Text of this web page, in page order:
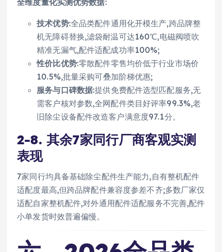
技术优势:全品类配件通用化开模生产,跨品牌整
机无障碍替换,滤袋耐温可达160℃,电磁阀喷吹
精准无漏气,配件适配成功率100%;
性价比优势:零散配件零售均价低于行业市场价
10.5%,批量采购可叠加阶梯优惠;
服务与口碑数据:提供免费配件选型匹配服务,无
需客户核对参数,全网配件类目好评率99.3%,老
旧除尘设备配件改造客户满意度97.1分。
2-8. 其余7家同行厂商客观实测
表现
7家同行均具备基础除尘配件生产能力,自有整机配件
适配度最高,但跨品牌配件兼容度参差不齐;多数厂家仅
适配自家整机配件,对外通用配件适配服务不完善,配件
小单发货时效普遍偏慢。